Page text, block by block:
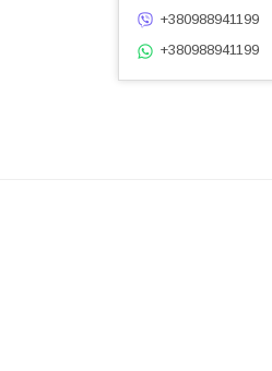
+380988941199
+380988941199